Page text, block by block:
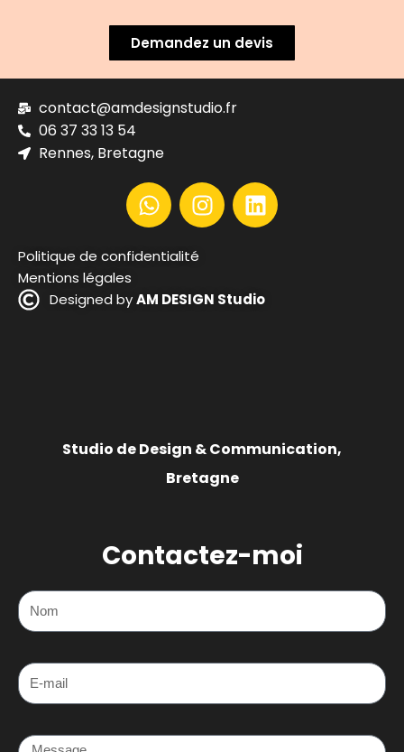
Demandez un devis
contact@amdesignstudio.fr
06 37 33 13 54
Rennes, Bretagne
Politique de confidentialité
Mentions légales
Designed byAM DESIGN Studio
Studio de Design & Communication,
Bretagne
Contactez-moi